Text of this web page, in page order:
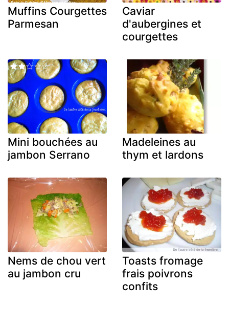
Muffins Courgettes
Parmesan
Caviar
d'aubergines et
courgettes
Mini bouchées au
jambon Serrano
Madeleines au
thym et lardons
Nems de chou vert
au jambon cru
Toasts fromage
frais poivrons
confits